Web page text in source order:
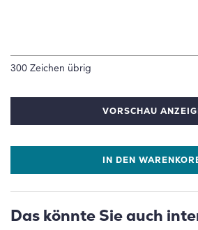
300 Zeichen übrig
VORSCHAU
IN DEN
Das könnte Sie auch